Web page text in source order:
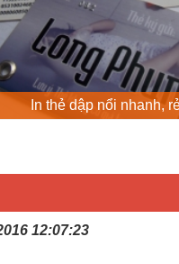
In thẻ dập nổi nhanh,
12:07:23